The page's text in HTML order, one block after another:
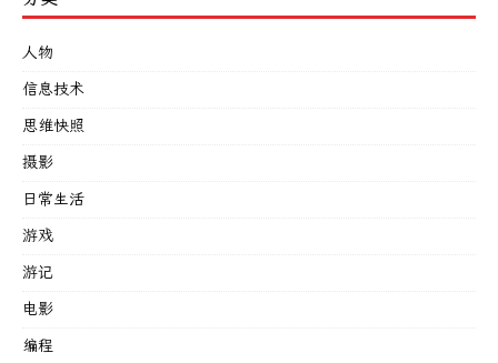
人物
信息技术
思维快照
摄影
日常生活
游戏
游记
电影
编程